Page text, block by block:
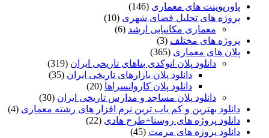
پاورپوینت های معماری (146)
پروژه های تحلیل فضای شهری (10)
معماری مکانیابی ارشد (6)
پروژه های مختلف (3)
پلان های معماری (365)
دانلود پلان اتوکدی بناهای تاریخی ایران (319)
دانلود پلان بازارهای تاریخی ایران (35)
دانلود پلان کاروانسراها (20)
دانلود پلان مساجد و مدارس تاریخی ایران (30)
دانلود بهترین و کم یاب ترین نرم افزار های رشته معماری (4)
دانلود پروژه های روستا+طرح هادی (22)
دانلود پروژه های مرمت (45)